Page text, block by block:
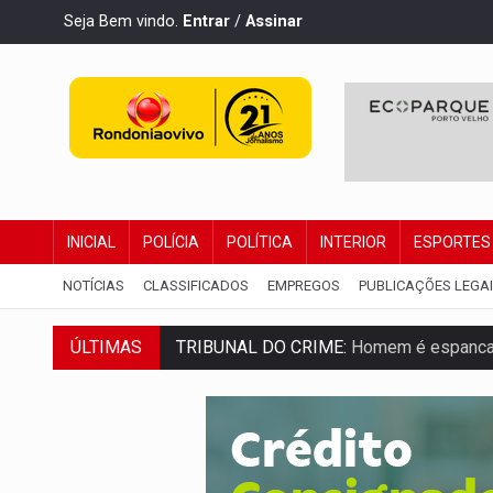
Seja Bem vindo. Entrar / Assinar
INICIAL POLÍCIA POLÍTICA INTERIOR ESPORTES
NOTÍCIAS CLASSIFICADOS EMPREGOS PUBLICAÇÕES
ÚLTIMAS TRIBUNAL DO CRIME: Homem é
VÍDEO:Perseguição é registrada no
LUDOPATIA:Apostas online começam a
REFLORESTAMENTO: Plantar árvores